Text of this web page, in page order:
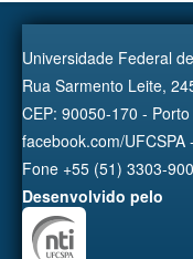
Universidade Federal
Rua Sarmento Leite,
CEP: 90050-170 -
facebook.com/UFCSPA
Fone +55 (51) 3303-
Desenvolvido pelo